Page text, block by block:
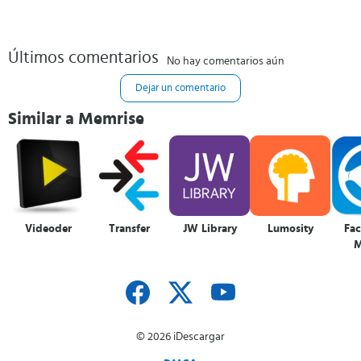
Últimos comentarios No hay comentarios aún
Dejar un comentario
Similar a Memrise
Videoder Transfer JW Library Lumosity
© 2026 iDescargar